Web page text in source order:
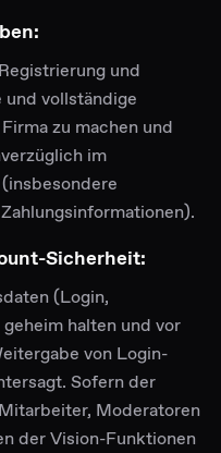
und
vollständige
zu machen und
im
Sicherheit:
(Login,
halten und vor
von Login-
Sofern der
Moderatoren
der Vision-Funktionen